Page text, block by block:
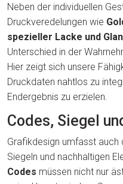
Neben der individuellen
Druckveredelungen wie
spezieller Lacke und
Unterschied in der
Hier zeigt sich unsere
Druckdaten nahtlos zu
Endergebnis zu erzielen.
Codes, Siegel
Grafikdesign umfasst
Siegeln und nachhaltigen
Codes müssen nicht nur